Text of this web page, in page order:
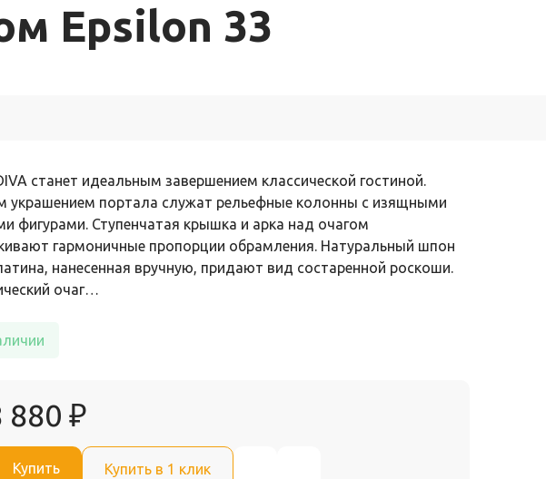
Epsilon 33
станет идеальным завершением классической гостиной.
украшением портала служат рельефные колонны с изящными
фигурами. Ступенчатая крышка и арка над очагом
гармоничные пропорции обрамления. Натуральный шпон
нанесенная вручную, придают вид состаренной роскоши.
очаг…
880 ₽
Купить Купить в 1 клик